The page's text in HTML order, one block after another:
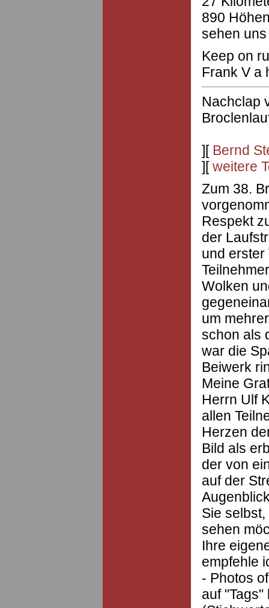
890
sehen
Keep on
Frank V a
Nachclap
][ Bernd
][weitere
Zum 38.
Respekt
der
und erster
Wolken
um
schon als
war die
Beiwerk
Meine
Herrn Ulf
allen
Herzen
Bild als
der von
auf der
Sie
sehen
Ihre
empfehle
- Photos
auf "Tags"